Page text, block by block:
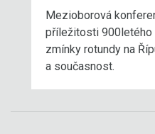
Mezioborová
příležitosti 900letého
zmínky rotundy na
a současnost.